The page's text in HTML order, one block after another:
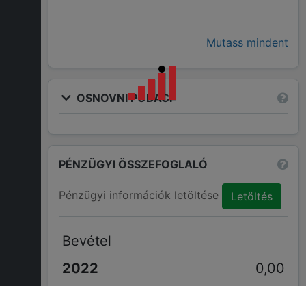
Mutass mindent
OSNOVNI PODACI
PÉNZÜGYI ÖSSZEFOGLALÓ
Pénzügyi információk letöltése Letöltés
Bevétel
0,00